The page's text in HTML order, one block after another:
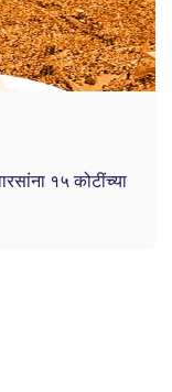
१५ कोटींच्या